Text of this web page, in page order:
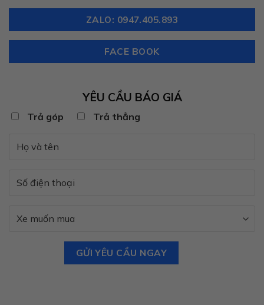
ZALO: 0947.405.893
FACE BOOK
YÊU CẦU BÁO GIÁ
Trả góp Trả thẳng